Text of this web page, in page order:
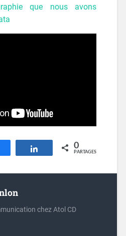
que nous avons
Partagez 0
PARTAGES
chez Atol CD